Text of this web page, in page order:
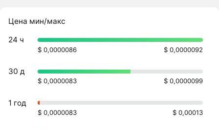
Цена мин/макс
24 ч
$ 0,0000086 $ 0,0000092
30 д
$ 0,0000083 $ 0,0000099
1 год
$ 0,0000083 $ 0,00013